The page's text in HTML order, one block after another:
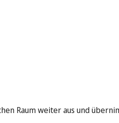
Raum weiter aus und